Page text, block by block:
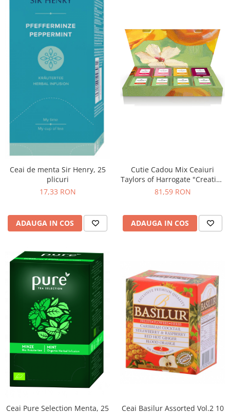
Ceai de menta Sir Henry, 25
plicuri
17,33 RON
ADAUGA IN COS
Cutie Cadou Mix Ceaiuri
Taylors of Harrogate "Creation
Collection", 48 plicuri
81,59 RON
ADAUGA IN COS
Ceai Pure Selection Menta, 25
Ceai Basilur Assorted Vol.2 10